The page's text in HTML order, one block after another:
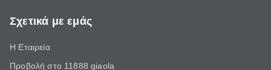
Σχετικά με εμάς
Η Εταιρεία
Προβολή στο 11888 giaola